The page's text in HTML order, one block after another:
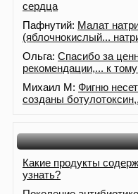
сердца
Пафнутий: Малат
(яблочнокислый...
Ольга: Спасибо за
рекомендации,... к
Михаил М: Фигню
созданы
Какие продукты
узнать?